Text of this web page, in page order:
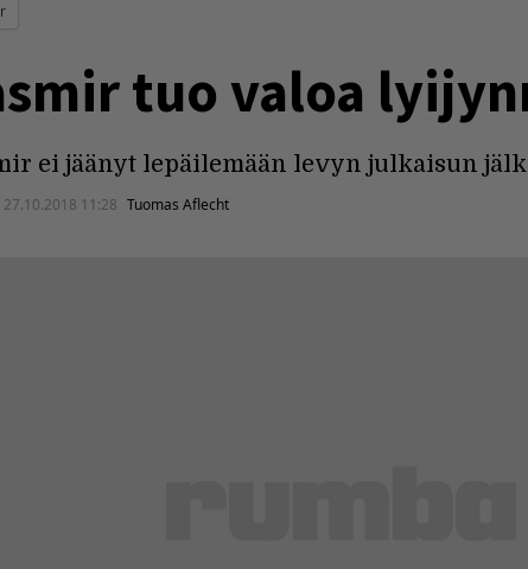
tuo valoa
ei jäänyt lepäilemään levyn julkaisun
27.10.2018 11:28 Tuomas Aflecht